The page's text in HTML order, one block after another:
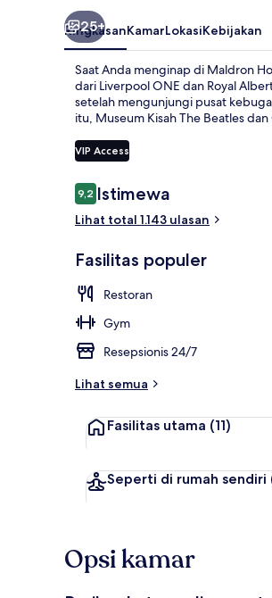
25+
RingkasanKamarLokasiKebijakan
Saat Anda menginap di Maldron
dari Liverpool ONE dan Royal
setelah mengunjungi pusat
itu, Museum Kisah The Beatles
VIP Access
Ulasan
9,29,2 dari 10
Istimewa
Lihat total 1.143 ulasan
Fasilitas populer
Restoran
Gym
Resepsionis 24/7
Lihat semua
Fasilitas utama (11)
Seperti di rumah sendiri
Opsi kamar